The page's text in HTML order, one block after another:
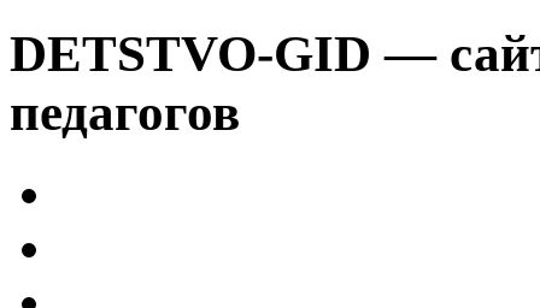
DETSTVO-GID —
педагогов